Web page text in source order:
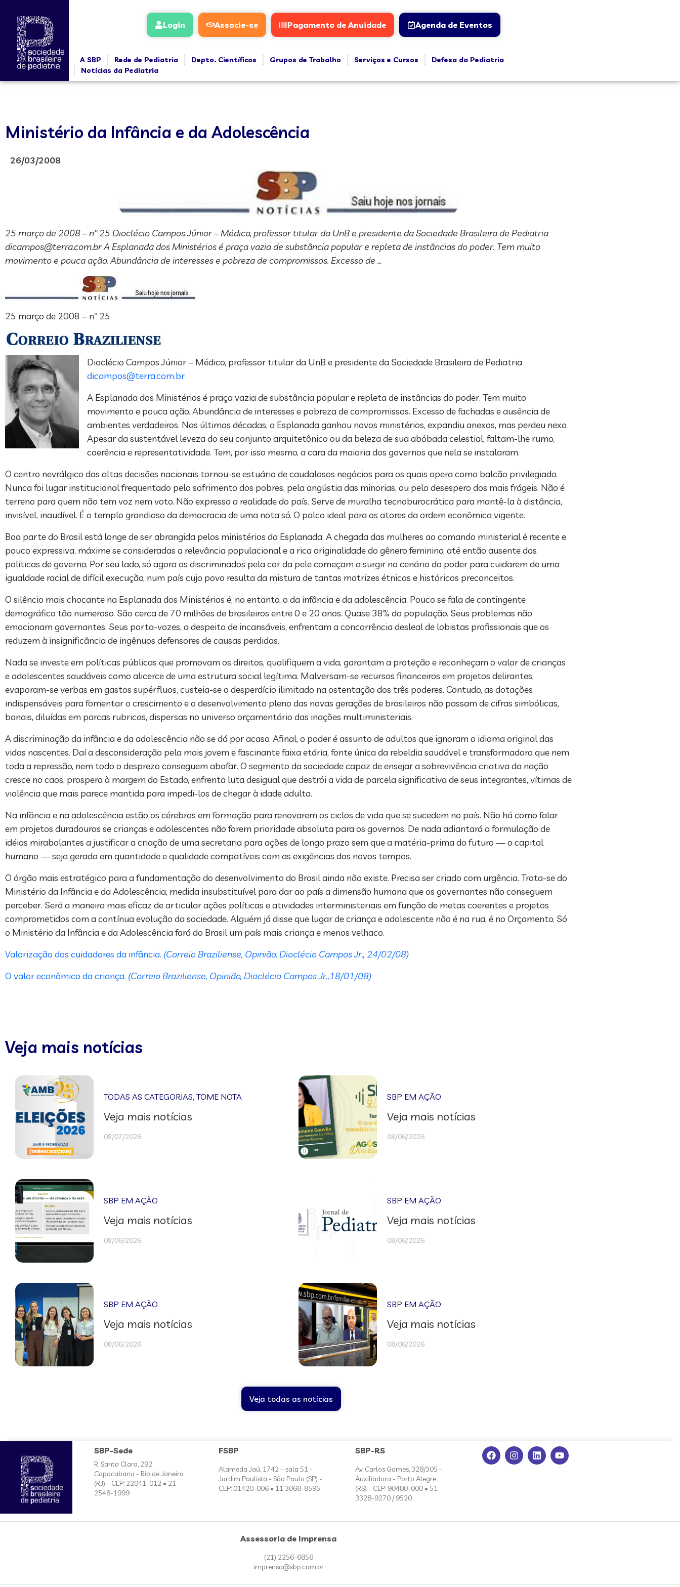
Login Associe-se Pagamento de Anuidade Agenda de Eventos
A SBP Rede de Pediatria Depto. Científicos Grupos de Trabalho Serviços e Cursos
Defesa da Pediatria
Notícias da Pediatria
Ministério da Infância e da Adolescência
26/03/2008
25 março de 2008 – nº 25 Dioclécio Campos Júnior – Médico, professor titular da UnB e presidente da Sociedade Brasileira de Pediatria
dicampos@terra.com.brA Esplanada dos Ministérios é praça vazia de substância popular e repleta de instâncias do poder. Tem muito
movimento e pouca ação. Abundância de interesses e pobreza de compromissos. Excesso de …
25 março de 2008 – nº 25
Dioclécio Campos Júnior – Médico, professor titular da UnB e presidente da Sociedade Brasileira de Pediatria
dicampos@terra.com.br
A Esplanada dos Ministérios é praça vazia de substância popular e repleta de instâncias do poder. Tem muito
movimento e pouca ação. Abundância de interesses e pobreza de compromissos. Excesso de fachadas e ausência de
ambientes verdadeiros. Nas últimas décadas, a Esplanada ganhou novos ministérios, expandiu anexos, mas perdeu nexo.
Apesar da sustentável leveza do seu conjunto arquitetônico ou da beleza de sua abóbada celestial, faltam-lhe rumo,
coerência e representatividade. Tem, por isso mesmo, a cara da maioria dos governos que nela se instalaram.
O centro nevrálgico das altas decisões nacionais tornou-se estuário de caudalosos negócios para os quais opera como balcão privilegiado.
Nunca foi lugar institucional freqüentado pelo sofrimento dos pobres, pela angústia das minorias, ou pelo desespero dos mais frágeis. Não é
terreno para quem não tem voz nem voto. Não expressa a realidade do país. Serve de muralha tecnoburocrática para mantê-la à distância,
invisível, inaudível. É o templo grandioso da democracia de uma nota só. O palco ideal para os atores da ordem econômica vigente.
Boa parte do Brasil está longe de ser abrangida pelos ministérios da Esplanada. A chegada das mulheres ao comando ministerial é recente e
pouco expressiva, máxime se consideradas a relevância populacional e a rica originalidade do gênero feminino, até então ausente das
políticas de governo. Por seu lado, só agora os discriminados pela cor da pele começam a surgir no cenário do poder para cuidarem de uma
igualdade racial de difícil execução, num país cujo povo resulta da mistura de tantas matrizes étnicas e históricos preconceitos.
O silêncio mais chocante na Esplanada dos Ministérios é, no entanto, o da infância e da adolescência. Pouco se fala de contingente
demográfico tão numeroso. São cerca de 70 milhões de brasileiros entre 0 e 20 anos. Quase 38% da população. Seus problemas não
emocionam governantes. Seus porta-vozes, a despeito de incansáveis, enfrentam a concorrência desleal de lobistas profissionais que os
reduzem à insignificância de ingênuos defensores de causas perdidas.
Nada se investe em políticas públicas que promovam os direitos, qualifiquem a vida, garantam a proteção e reconheçam o valor de crianças
e adolescentes saudáveis como alicerce de uma estrutura social legítima. Malversam-se recursos financeiros em projetos delirantes,
evaporam-se verbas em gastos supérfluos, custeia-se o desperdício ilimitado na ostentação dos três poderes. Contudo, as dotações
indispensáveis para fomentar o crescimento e o desenvolvimento pleno das novas gerações de brasileiros não passam de cifras simbólicas,
banais, diluídas em parcas rubricas, dispersas no universo orçamentário das inações multiministeriais.
A discriminação da infância e da adolescência não se dá por acaso. Afinal, o poder é assunto de adultos que ignoram o idioma original das
vidas nascentes. Daí a desconsideração pela mais jovem e fascinante faixa etária, fonte única da rebeldia saudável e transformadora que nem
toda a repressão, nem todo o desprezo conseguem abafar. O segmento da sociedade capaz de ensejar a sobrevivência criativa da nação
cresce no caos, prospera à margem do Estado, enfrenta luta desigual que destrói a vida de parcela significativa de seus integrantes, vítimas de
violência que mais parece mantida para impedi-los de chegar à idade adulta.
Na infância e na adolescência estão os cérebros em formação para renovarem os ciclos de vida que se sucedem no país. Não há como falar
em projetos duradouros se crianças e adolescentes não forem prioridade absoluta para os governos. De nada adiantará a formulação de
idéias mirabolantes a justificar a criação de uma secretaria para ações de longo prazo sem que a matéria-prima do futuro — o capital
humano — seja gerada em quantidade e qualidade compatíveis com as exigências dos novos tempos.
O órgão mais estratégico para a fundamentação do desenvolvimento do Brasil ainda não existe. Precisa ser criado com urgência. Trata-se do
Ministério da Infância e da Adolescência, medida insubstituível para dar ao país a dimensão humana que os governantes não conseguem
perceber. Será a maneira mais eficaz de articular ações políticas e atividades interministeriais em função de metas coerentes e projetos
comprometidos com a contínua evolução da sociedade. Alguém já disse que lugar de criança e adolescente não é na rua, é no Orçamento. Só
o Ministério da Infância e da Adolescência fará do Brasil um país mais criança e menos velhaco.
Valorização dos cuidadores da infância. (Correio Braziliense, Opinião, Dioclécio Campos Jr., 24/02/08)
O valor econômico da criança. (Correio Braziliense, Opinião, Dioclécio Campos Jr.,18/01/08)
Veja mais notícias
TODAS AS CATEGORIAS,TOME NOTA
Veja mais notícias
08/07/2026
SBP EM AÇÃO
Veja mais notícias
08/06/2026
SBP EM AÇÃO
Veja mais notícias
08/06/2026
SBP EM AÇÃO
Veja mais notícias
08/06/2026
SBP EM AÇÃO
Veja mais notícias
08/06/2026
SBP EM AÇÃO
Veja mais notícias
08/06/2026
Veja todas as notícias
SBP-Sede
R. Santa Clara, 292
Copacabana - Rio de Janeiro
(RJ) - CEP: 22041-012 • 21
2548-1999
FSBP
Alameda Jaú, 1742 – sala 51 -
Jardim Paulista - São Paulo (SP) -
CEP: 01420-006 • 11 3068-8595
SBP-RS
Av. Carlos Gomes, 328/305 -
Auxiliadora - Porto Alegre
(RS) - CEP: 90480-000 • 51
3328-9270 / 9520
Assessoria de Imprensa
(21) 2256-6856
imprensa@sbp.com.br